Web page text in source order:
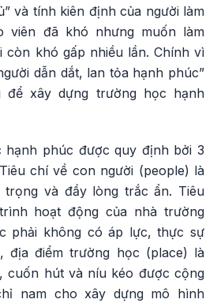
và tính kiên định của người làm
viên đã khó nhưng muốn làm
còn khó gấp nhiều lần. Chính vì
dẫn dắt, lan tỏa hạnh phúc”
để xây dựng trường học hạnh
phúc được quy định bởi 3
chí về con người (people) là
trọng và đầy lòng trắc ẩn. Tiêu
hoạt động của nhà trường
phải không có áp lực, thực sự
địa điểm trường học (place) là
cuốn hút và níu kéo được cộng
nam cho xây dựng mô hình